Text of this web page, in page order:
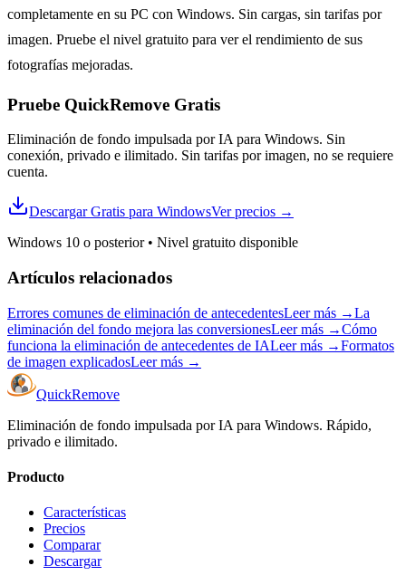
completamente en su PC con Windows. Sin cargas, sin tarifas por
imagen. Pruebe el nivel gratuito para ver el rendimiento de sus
fotografías mejoradas.
Pruebe QuickRemove Gratis
Eliminación de fondo impulsada por IA para Windows. Sin
conexión, privado e ilimitado. Sin tarifas por imagen, no se requiere
cuenta.
Descargar Gratis para WindowsVer precios →
Windows 10 o posterior• Nivel gratuito disponible
Artículos relacionados
Errores comunes de eliminación de antecedentesLeer más →La
eliminación del fondo mejora las conversionesLeer más →Cómo
funciona la eliminación de antecedentes de IALeer más →Formatos
de imagen explicadosLeer más →
QuickRemove
Eliminación de fondo impulsada por IA para Windows. Rápido,
privado e ilimitado.
Producto
Características
Precios
Comparar
Descargar